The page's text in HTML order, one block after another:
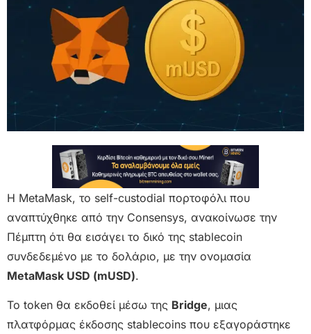
Η MetaMask, το self-custodial πορτοφόλι που
αναπτύχθηκε από την Consensys, ανακοίνωσε την
Πέμπτη ότι θα εισάγει το δικό της stablecoin
συνδεδεμένο με το δολάριο, με την ονομασία
MetaMask USD (mUSD).
Το token θα εκδοθεί μέσω της Bridge, μιας
πλατφόρμας έκδοσης stablecoins που εξαγοράστηκε